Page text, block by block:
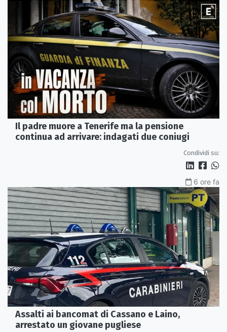
Il padre muore a Tenerife ma la pensione
continua ad arrivare: indagati due coniugi
Condividi su:
6 ore fa
Assalti ai bancomat di Cassano e Laino,
arrestato un giovane pugliese